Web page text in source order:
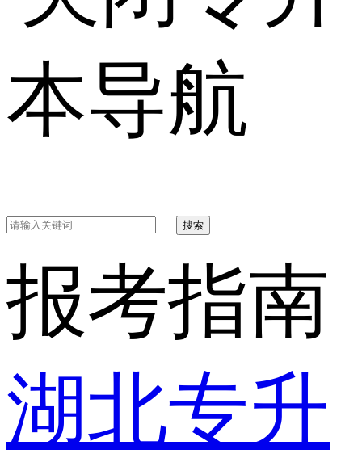
本导航
搜索
报考指南
湖北专升